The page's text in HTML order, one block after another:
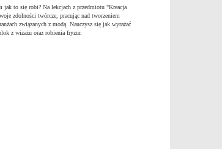
jak to się robi? Na lekcjach z przedmiotu "Kreacja
zdolności twórcze, pracując nad tworzeniem
związanych z modą. Nauczysz się jak wyrażać
z wizażu oraz robienia fryzur.